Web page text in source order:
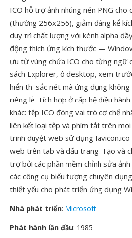
ICO hỗ trợ ảnh nhúng nén PNG cho
(thường 256x256), giảm đáng kể
duy trì chất lượng với kênh alpha
động thích ứng kích thước —
ưu từ vùng chứa ICO cho từng ngữ
sách Explorer, ô desktop, xem
hiển thị sắc nét mà ứng dụng không
riêng lẻ. Tích hợp ở cấp hệ điều
khác: tệp ICO đóng vai trò cơ chế
liên kết loại tệp và phím tắt trên
trình duyệt web sử dụng favicon.ico
web trên tab và dấu trang. Tạo và
trợ bởi các phần mềm chỉnh sửa
các công cụ biểu tượng chuyên
thiết yếu cho phát triển ứng dụng
Nhà phát triển: Microsoft
Phát hành lần đầu: 1985